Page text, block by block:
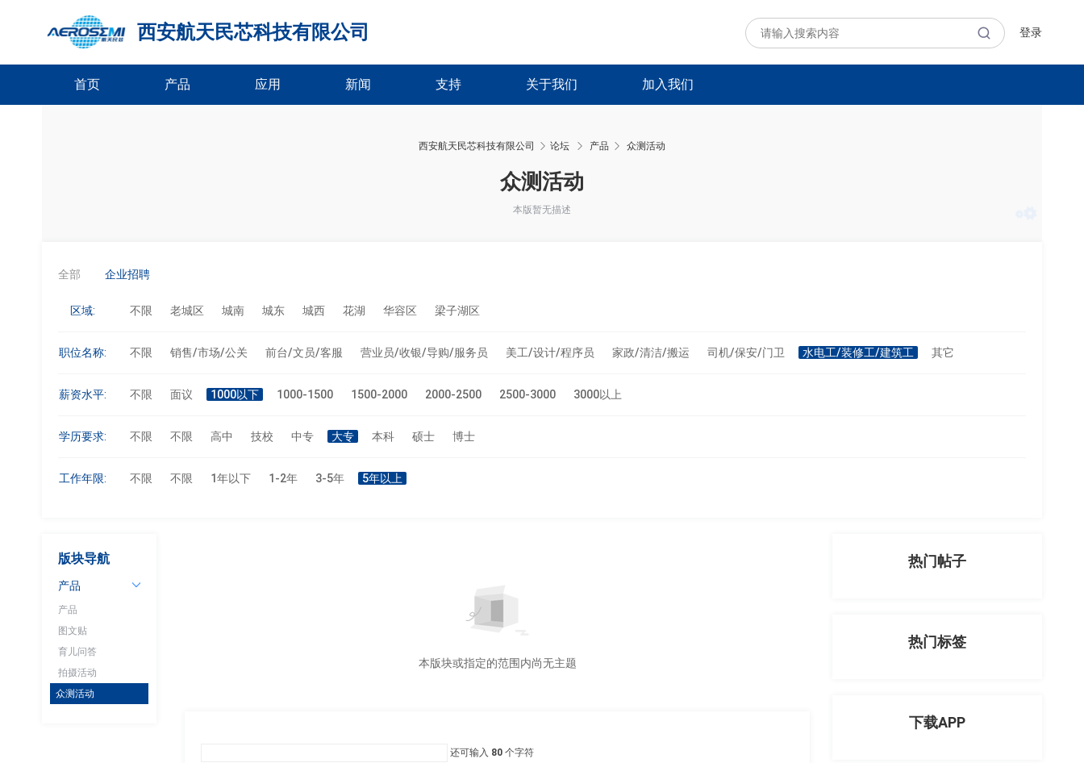
西安航天民芯科技有限公司 登录
首页 产品 应用 新闻 支持 关于我们 加入我们
西安航天民芯科技有限公司 论坛
›
产品 众测活动
众测活动
本版暂无描述
全部 企业招聘
区域: 不限 老城区 城南 城东 城西 花湖 华容区 梁子湖区
职位名称: 不限 销售/市场/公关 前台/文员/客服 营业员/收银/导购/服务员 美工/设计/程序员 家政/清洁/搬运 司机/保安/门卫 水电工/装修工/建筑工 其它
薪资水平: 不限 面议 1000以下 1000-1500 1500-2000 2000-2500 2500-3000 3000以上
学历要求: 不限 不限 高中 技校 中专 大专 本科 硕士 博士
工作年限: 不限 不限 1年以下 1-2年 3-5年 5年以上
版块导航
产品
产品
图文贴
育儿问答
拍摄活动
众测活动
本版块或指定的范围内尚无主题
还可输入 80 个字符
热门帖子
热门标签
下载APP